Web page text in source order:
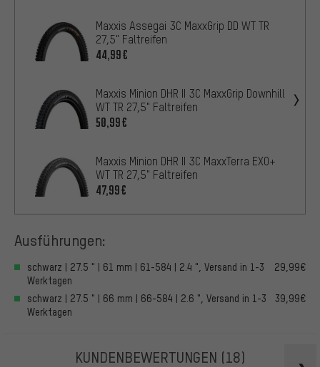
Maxxis Assegai 3C MaxxGrip DD WT TR
27,5" Faltreifen
44,99€
Maxxis Minion DHR II 3C MaxxGrip Downhill
WT TR 27,5" Faltreifen
50,99€
Maxxis Minion DHR II 3C MaxxTerra EXO+
WT TR 27,5" Faltreifen
47,99€
Ausführungen:
schwarz | 27.5 " | 61 mm | 61-584 | 2.4 ", Versand in 1-3
Werktagen
29,99€
schwarz | 27.5 " | 66 mm | 66-584 | 2.6 ", Versand in 1-3
Werktagen
39,99€
KUNDENBEWERTUNGEN (18)